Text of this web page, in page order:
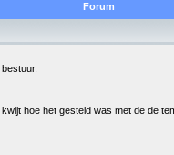
Forum
hoe het gesteld was met de de